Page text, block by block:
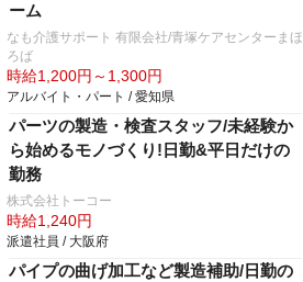
ーム
なも介護サポート 有限会社/青塚ケアセンターまほ
ろば
時給1,200円～1,300円
アルバイト・パート / 愛知県
パーツの製造・検査スタッフ/未経験か
ら始めるモノづくり!日勤&平日だけの
勤務
株式会社トーコー
時給1,240円
派遣社員 / 大阪府
パイプの曲げ加工など製造補助/日勤の